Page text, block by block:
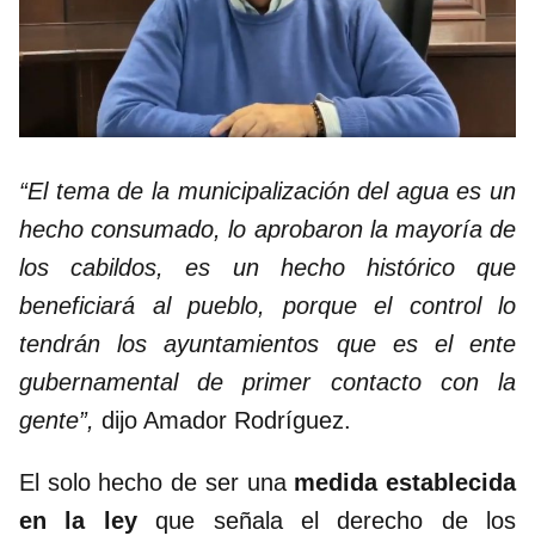
“El tema de la municipalización del agua es un
hecho consumado, lo aprobaron la mayoría de
los cabildos, es un hecho histórico que
beneficiará al pueblo, porque el control lo
tendrán los ayuntamientos que es el ente
gubernamental de primer contacto con la
gente”, dijo Amador Rodríguez.
El solo hecho de ser una medida establecida
en la leyque señala el derecho de los